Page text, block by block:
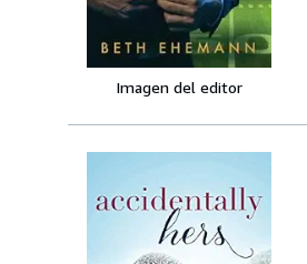
Imagen del editor